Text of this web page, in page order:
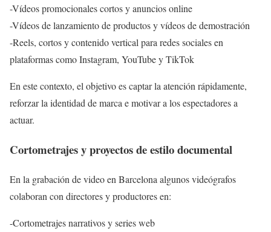
-Vídeos promocionales cortos y anuncios online
-Vídeos de lanzamiento de productos y vídeos de demostración
-Reels, cortos y contenido vertical para redes sociales en
plataformas como Instagram, YouTube y TikTok
En este contexto, el objetivo es captar la atención rápidamente,
reforzar la identidad de marca e motivar a los espectadores a
actuar.
Cortometrajes y proyectos de estilo documental
En la grabación de video en Barcelona algunos videógrafos
colaboran con directores y productores en:
-Cortometrajes narrativos y series web